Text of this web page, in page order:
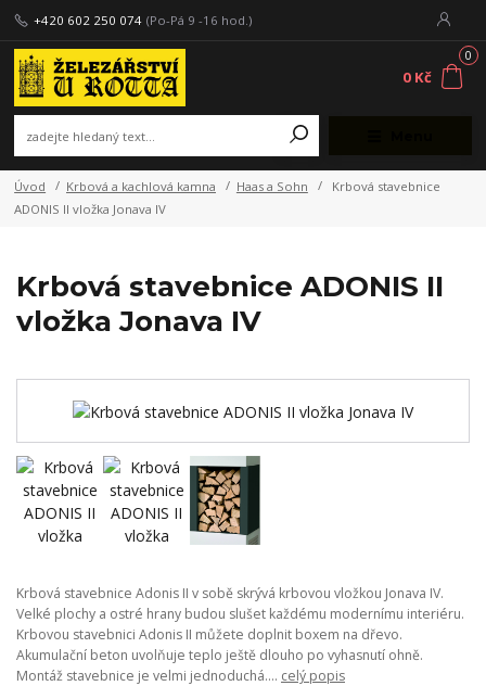
+420 602 250 074 (Po-Pá 9 -16 hod.)
0
0 Kč
Úvod Krbová a kachlová kamna Haas a Sohn
Krbová stavebnice
ADONIS II vložka Jonava IV
Krbová stavebnice ADONIS II
vložka Jonava IV
Krbová stavebnice Adonis II v sobě skrývá krbovou vložkou Jonava IV.
Velké plochy a ostré hrany budou slušet každému modernímu interiéru.
Krbovou stavebnici Adonis II můžete doplnit boxem na dřevo.
Akumulační beton uvolňuje teplo ještě dlouho po vyhasnutí ohně.
Montáž stavebnice je velmi jednoduchá.... celý popis